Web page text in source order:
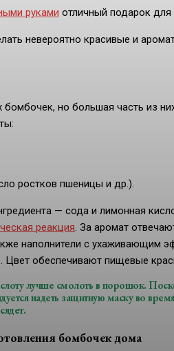
руками отличный подарок для
невероятно красивые и
но большая часть из
ростков пшеницы и др.).
— сода и лимонная
реакция. За аромат
наполнители с ухаживающим
Цвет обеспечивают пищевые
лучше смолоть в порошок.
надеть защитную маску во
бомбочек дома